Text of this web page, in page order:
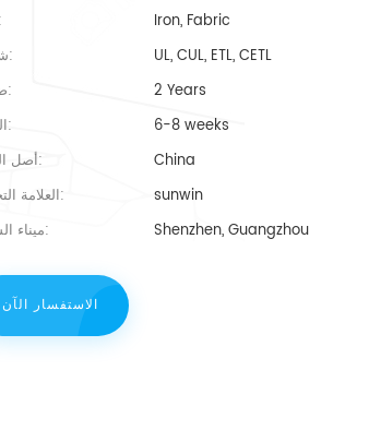
مواد:
Iron, Fabric
شهادة:
UL, CUL, ETL, CETL
ضمان:
2 Years
المهلة:
6-8 weeks
أصل المنتج:
China
العلامة التجارية:
sunwin
ميناء الشحن:
Shenzhen, Guangzhou
الاستفسار الآن